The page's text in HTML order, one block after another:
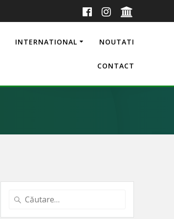
INTERNATIONAL NOUTATI
CONTACT
Caută
după: